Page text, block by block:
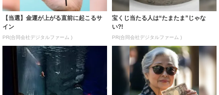
【当選】金運が上がる直前に起こるサ
イン
PR(合同会社デジタルファーム )
宝くじ当たる人は“たまたま”じゃな
い?!
PR(合同会社デジタルファーム )